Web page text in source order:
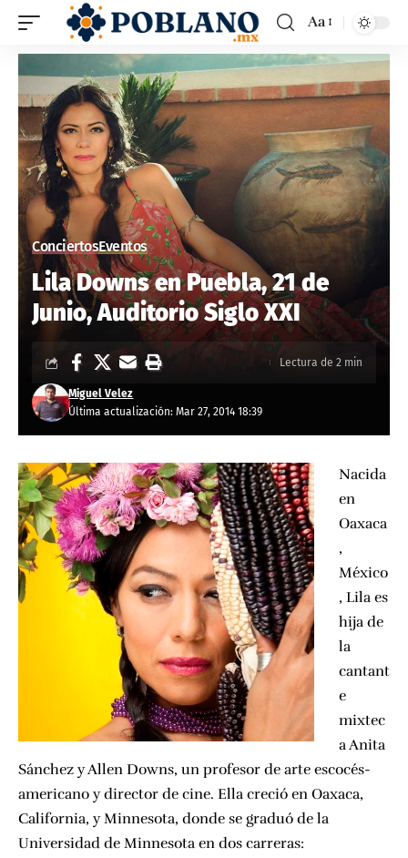
Aa
ConciertosEventos
Lila Downs en Puebla, 21 de
Junio, Auditorio Siglo XXI
Última actualización: Mar 27, 2014 18:39
Miguel Velez
Lectura de 2 min
Nacida
en
Oaxaca
,
México
, Lila es
hija de
la
cantant
e
mixtec
a Anita
Sánchez y Allen Downs, un profesor de arte escocés-
americano y director de cine. Ella creció en Oaxaca,
California, y Minnesota, donde se graduó de la
Universidad de Minnesota en dos carreras: